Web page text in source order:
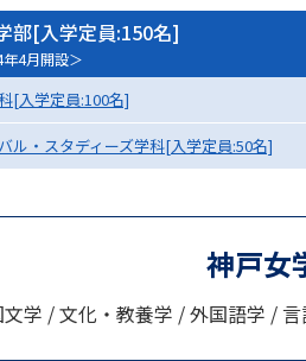
部[入学定員:150名]
4月開設＞
[入学定員:100名]
ル・スタディーズ学科[入学定員:50名]
神戸女
学 / 文化・教養学 / 外国語学 /